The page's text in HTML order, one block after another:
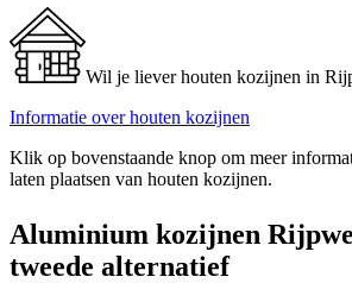
Wil je liever houten kozijnen in
Informatie over houten kozijnen
Klik op bovenstaande knop om meer
laten plaatsen van houten kozijnen.
Aluminium kozijnen
tweede alternatief